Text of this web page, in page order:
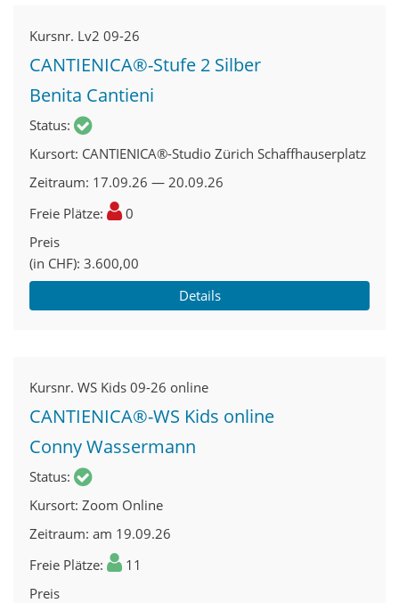
Kursnr. Lv2 09-26
CANTIENICA®-Stufe 2 Silber
Benita Cantieni
Status
Kursort CANTIENICA®-Studio Zürich Schaffhauserplatz
Zeitraum 17.09.26 — 20.09.26
Freie Plätze
0
Preis
(in CHF) 3.600,00
Details
Kursnr. WS Kids 09-26 online
CANTIENICA®-WS Kids online
Conny Wassermann
Status
Kursort Zoom Online
Zeitraum am 19.09.26
Freie Plätze
11
Preis